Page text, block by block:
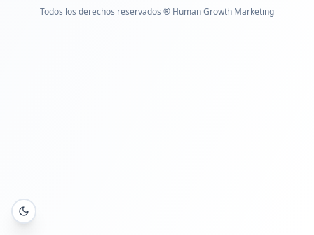
Todos los derechos reservados ® Human Growth Marketing
Cambiar tema